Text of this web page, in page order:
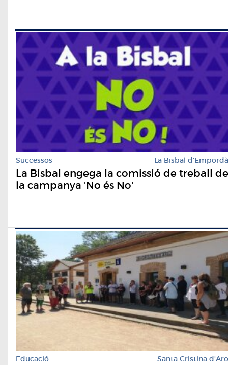
Successos La Bisbal d'Empordà
La Bisbal engega la comissió de treball de
la campanya 'No és No'
Educació Santa Cristina d'Aro